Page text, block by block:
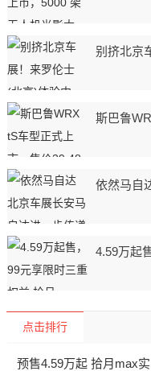
别挤北京
斯巴鲁
依然马自
4.59万起
点击排行
预售4.59万起 拾月max